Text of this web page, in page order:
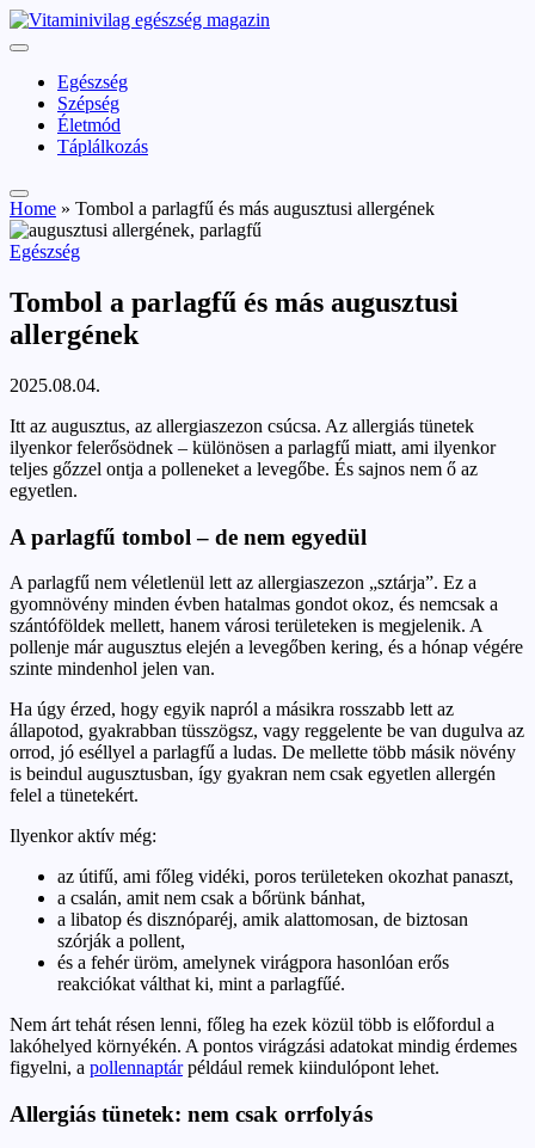
Skip
to
Vitaminivilág:
szépség
Egészség
Szépség
Életmód
Táplálkozás
Home » Tombol a parlagfű és más augusztusi allergének
Posted
Egészség
Tombol a parlagfű és más augusztusi
allergének
2025.08.04.
Itt az augusztus, az allergiaszezon csúcsa. Az allergiás tünetek
ilyenkor felerősödnek – különösen a parlagfű miatt, ami ilyenkor
teljes gőzzel ontja a polleneket a levegőbe. És sajnos nem ő az
egyetlen.
A parlagfű tombol – de nem egyedül
A parlagfű nem véletlenül lett az allergiaszezon „sztárja”. Ez a
gyomnövény minden évben hatalmas gondot okoz, és nemcsak a
szántóföldek mellett, hanem városi területeken is megjelenik. A
pollenje már augusztus elején a levegőben kering, és a hónap végére
szinte mindenhol jelen van.
Ha úgy érzed, hogy egyik napról a másikra rosszabb lett az
állapotod, gyakrabban tüsszögsz, vagy reggelente be van dugulva az
orrod, jó eséllyel a parlagfű a ludas. De mellette több másik növény
is beindul augusztusban, így gyakran nem csak egyetlen allergén
felel a tünetekért.
Ilyenkor aktív még:
az útifű, ami főleg vidéki, poros területeken okozhat panaszt,
a csalán, amit nem csak a bőrünk bánhat,
a libatop és disznóparéj, amik alattomosan, de biztosan
szórják a pollent,
és a fehér üröm, amelynek virágpora hasonlóan erős
reakciókat válthat ki, mint a parlagfűé.
Nem árt tehát résen lenni, főleg ha ezek közül több is előfordul a
lakóhelyed környékén. A pontos virágzási adatokat mindig érdemes
figyelni, a pollennaptárpéldául remek kiindulópont lehet.
Allergiás tünetek: nem csak orrfolyás